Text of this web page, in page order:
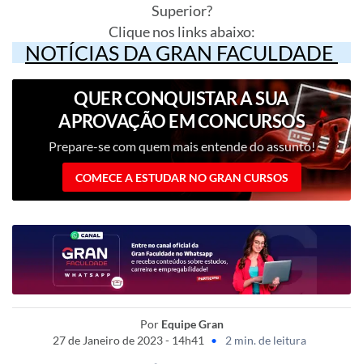
Superior?
Clique nos links abaixo:
NOTÍCIAS DA GRAN FACULDADE
QUER CONQUISTAR A SUA
APROVAÇÃO EM CONCURSOS
PÚBLICOS?
Prepare-se com quem mais entende do assunto!
COMECE A ESTUDAR NO GRAN CURSOS
Por Equipe Gran
27 de Janeiro de 2023 - 14h41
• 2 min. de leitura